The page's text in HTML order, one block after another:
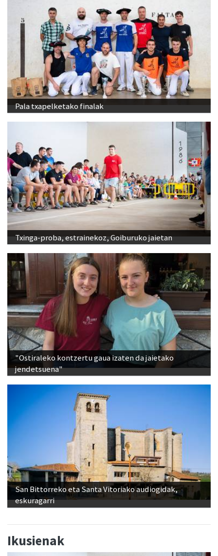
Pala txapelketako finalak
Txinga-proba, estrainekoz, Goiburuko jaietan
"Ostiraleko kontzertu gaua izaten da jaietako
jendetsuena"
San Bittorreko eta Santa Vitoriako audiogidak,
eskuragarri
Ikusienak